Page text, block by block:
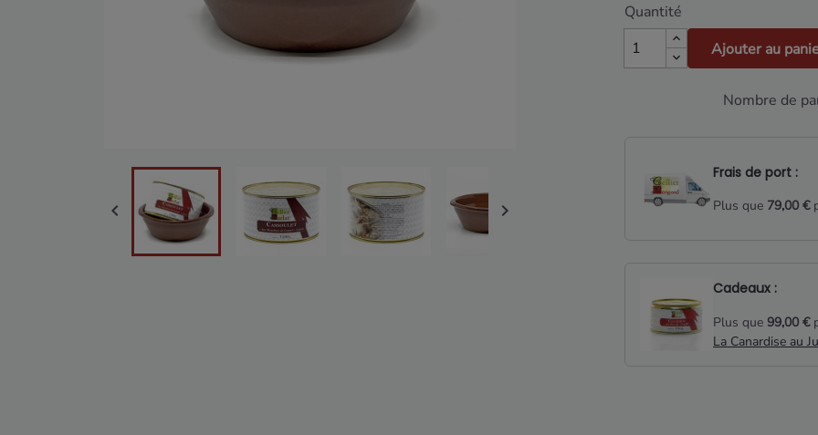
 
Quantité
Ajouter au
Nombre de
Frais de port :
Plus que 79,00 €
Cadeaux :
Plus que 99,00 €
La Canardise au